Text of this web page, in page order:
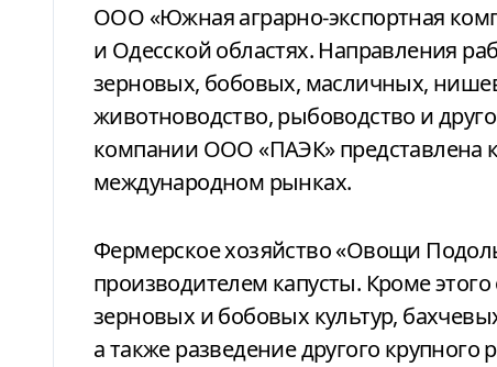
ООО «Южная аграрно-экспортная
и Одесской областях. Направления
зерновых, бобовых, масличных,
животноводство, рыбоводство и
компании ООО «ПАЭК» представлена
международном рынках.
Фермерское хозяйство «Овощи
производителем капусты. Кроме
зерновых и бобовых культур,
а также разведение другого крупного